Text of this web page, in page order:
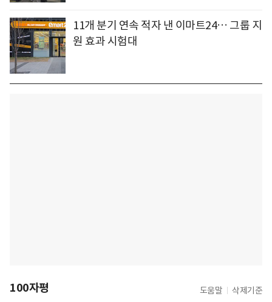
11개 분기 연속 적자 낸 이마트24… 그룹 지
원 효과 시험대
100자평 도움말 삭제기준